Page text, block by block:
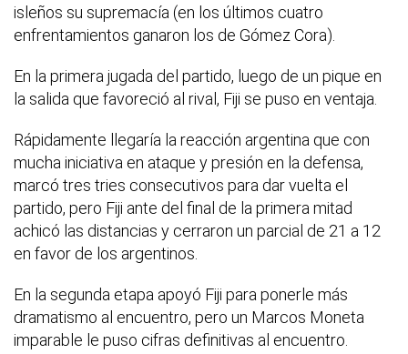
isleños su supremacía (en los últimos cuatro
enfrentamientos ganaron los de Gómez Cora).
En la primera jugada del partido, luego de un pique en
la salida que favoreció al rival, Fiji se puso en ventaja.
Rápidamente llegaría la reacción argentina que con
mucha iniciativa en ataque y presión en la defensa,
marcó tres tries consecutivos para dar vuelta el
partido, pero Fiji ante del final de la primera mitad
achicó las distancias y cerraron un parcial de 21 a 12
en favor de los argentinos.
En la segunda etapa apoyó Fiji para ponerle más
dramatismo al encuentro, pero un Marcos Moneta
imparable le puso cifras definitivas al encuentro.